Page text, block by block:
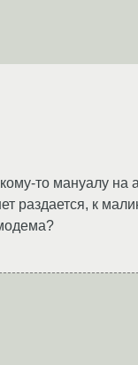
то мануалу на
раздается, к